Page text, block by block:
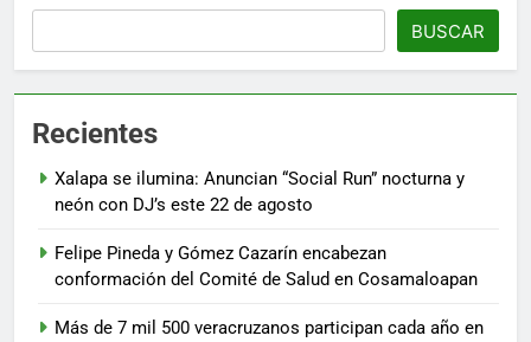
BUSCAR
Recientes
Xalapa se ilumina: Anuncian “Social Run” nocturna y
neón con DJ’s este 22 de agosto
Felipe Pineda y Gómez Cazarín encabezan
conformación del Comité de Salud en Cosamaloapan
Más de 7 mil 500 veracruzanos participan cada año en